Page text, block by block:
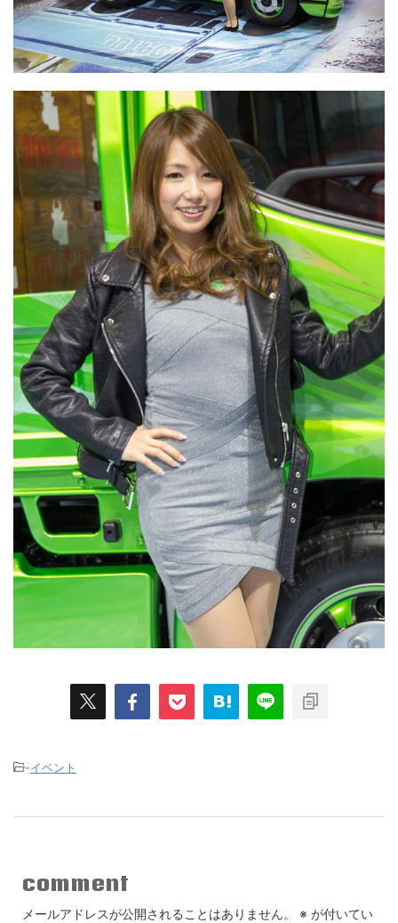
-イベント
comment
メールアドレスが公開されることはありません。 ※ が付いてい